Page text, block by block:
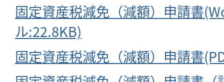
固定資産税減免（減額）申請書
ル:22.8KB)
固定資産税減免（減額）申請書